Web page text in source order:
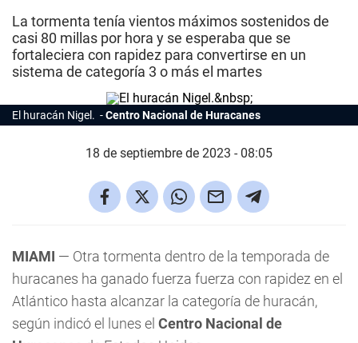
La tormenta tenía vientos máximos sostenidos de
casi 80 millas por hora y se esperaba que se
fortaleciera con rapidez para convertirse en un
sistema de categoría 3 o más el martes
El huracán Nigel. Centro Nacional de Huracanes
18 de septiembre de 2023 - 08:05
MIAMI — Otra tormenta dentro de la temporada de
huracanes ha ganado fuerza fuerza con rapidez en el
Atlántico hasta alcanzar la categoría de huracán,
según indicó el lunes el Centro Nacional de